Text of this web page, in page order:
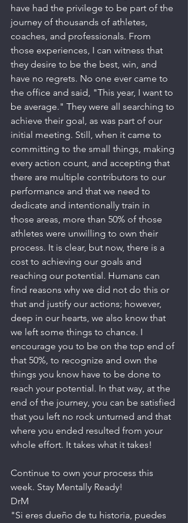
have had the privilege to be part of the
journey of thousands of athletes,
coaches, and professionals. From
those experiences, I can witness that
they desire to be the best, win, and
have no regrets. No one ever came to
the office and said, "This year, I want to
be average." They were all searching to
achieve their goal, as was part of our
initial meeting. Still, when it came to
committing to the small things, making
every action count, and accepting that
there are multiple contributors to our
performance and that we need to
dedicate and intentionally train in
those areas, more than 50% of those
athletes were unwilling to own their
process. It is clear, but now, there is a
cost to achieving our goals and
reaching our potential. Humans can
find reasons why we did not do this or
that and justify our actions; however,
deep in our hearts, we also know that
we left some things to chance. I
encourage you to be on the top end of
that 50%, to recognize and own the
things you know have to be done to
reach your potential. In that way, at the
end of the journey, you can be satisfied
that you left no rock unturned and that
where you ended resulted from your
whole effort. It takes what it takes!
Continue to own your process this
week. Stay Mentally Ready!
DrM
"Si eres dueño de tu historia, puedes